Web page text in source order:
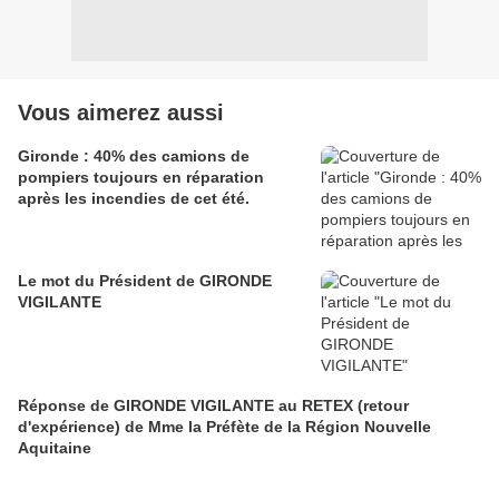
Vous aimerez aussi
Gironde : 40% des camions de
pompiers toujours en réparation
après les incendies de cet été.
Le mot du Président de GIRONDE
VIGILANTE
Réponse de GIRONDE VIGILANTE au RETEX (retour
d'expérience) de Mme la Préfète de la Région Nouvelle
Aquitaine